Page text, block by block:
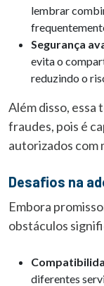
lembrar
Segurança
evita o
reduzindo o
Além disso,
fraudes, pois é
autorizados com
Desafios na
Embora
obstáculos
diferentes